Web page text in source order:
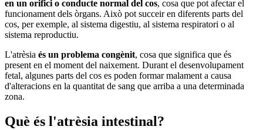
en un orifici o conducte normal del cos, cosa que pot afectar el
funcionament dels òrgans. Això pot succeir en diferents parts del
cos, per exemple, al sistema digestiu, al sistema respiratori o al
sistema reproductiu.
L'atrèsia és un problema congènit, cosa que significa que és
present en el moment del naixement. Durant el desenvolupament
fetal, algunes parts del cos es poden formar malament a causa
d'alteracions en la quantitat de sang que arriba a una determinada
zona.
Què és l'atrèsia intestinal?